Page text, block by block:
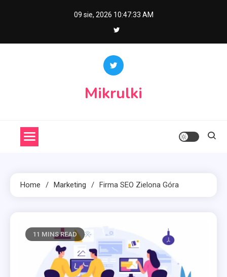
09 sie, 2026 10:47:34 AM
Mikrulki
Home Marketing Firma SEO Zielona Góra
11 MINS READ